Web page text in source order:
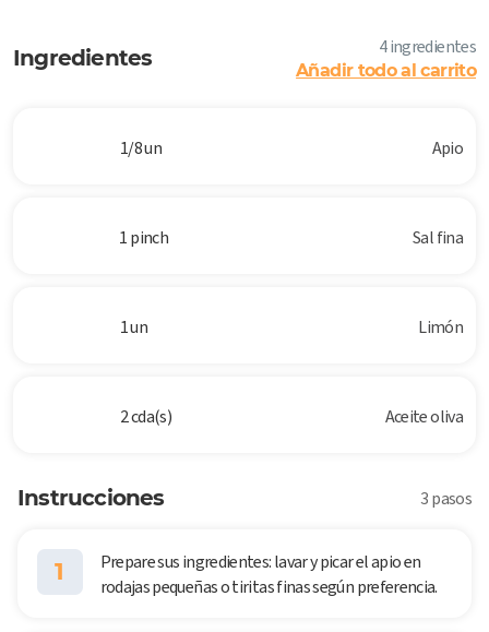
Ingredientes 4 ingredientes
Añadir todo al carrito
1/8 un Apio
1 pinch Sal fina
1 un Limón
2 cda(s) Aceite oliva
Instrucciones 3 pasos
1
Prepare sus ingredientes: lavar y picar el apio en
rodajas pequeñas o tiritas finas según preferencia.